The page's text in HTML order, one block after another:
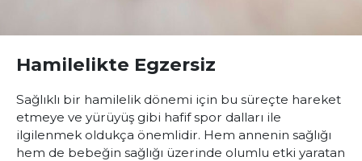
Hamilelikte Egzersiz
Sağlıklı bir hamilelik dönemi için bu süreçte hareket
etmeye ve yürüyüş gibi hafif spor dalları ile
ilgilenmek oldukça önemlidir. Hem annenin sağlığı
hem de bebeğin sağlığı üzerinde olumlu etki yaratan